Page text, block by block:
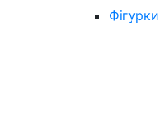
Фігурки